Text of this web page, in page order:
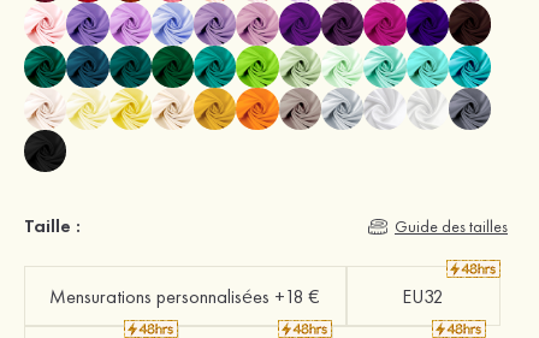
Taille : Guide des tailles
Mensurations personnalisées +18 € EU32